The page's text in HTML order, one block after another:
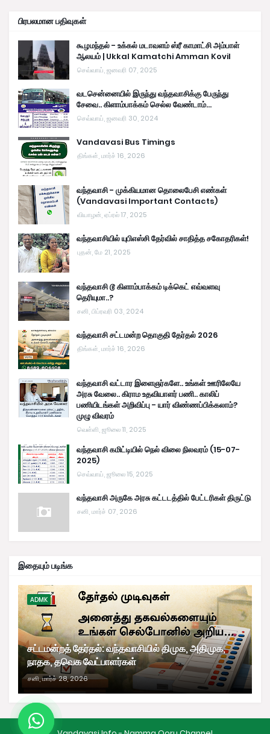
பிரபலமான பதிவுகள்
கூழமந்தல் - உக்கல் மடாவளம் ஸ்ரீ காமாட்சி அம்பாள்
ஆலயம் | Ukkal Kamatchi Amman Kovil
செவ்வாய், ஜனவரி 07, 2025
வடசென்னையில் இருந்து வந்தவாசிக்கு பேருந்து
சேவை.. கிளாம்பாக்கம் செல்ல வேண்டாம்...
செவ்வாய், ஜனவரி 30, 2024
Vandavasi Bus Timings
திங்கள், மார்ச் 16, 2026
வந்தவாசி - முக்கியமான தொலைபேசி எண்கள்
(Vandavasi Important Contacts)
வியாழன், ஏப்ரல் 17, 2025
வந்தவாசியில் யுபிஎஸ்சி தேர்வில் சாதித்த சகோதரிகள்!
புதன், மே 21, 2025
வந்தவாசி டூ கிளாம்பாக்கம் டிக்கெட் எவ்வளவு
தெரியுமா..?
சனி, பிப்ரவரி 03, 2024
வந்தவாசி சட்டமன்ற தொகுதி தேர்தல் 2026
திங்கள், மார்ச் 16, 2026
வந்தவாசி வட்டார இளைஞர்களே.. உங்கள் ஊரிலேயே
அரசு வேலை.. கிராம உதவியாளர் பணி.. காலிப்
பணியிடங்கள் அறிவிப்பு - யார் விண்ணப்பிக்கலாம்?
முழு விவரம்
வெள்ளி, ஜூலை 11, 2025
வந்தவாசி கமிட்டியில் நெல் விலை நிலவரம் (15-07-
2025)
செவ்வாய், ஜூலை 15, 2025
வந்தவாசி அருகே அரசு கட்டடத்தில் பேட்டரிகள் திருட்டு
சனி, மார்ச் 07, 2026
இதையும் படிங்க
ADMK
சட்டமன்றத் தேர்தல்: வந்தவாசியில் திமுக, அதிமுக,
நாதக, தவெக வேட்பாளர்கள்
சனி, மார்ச் 28, 2026